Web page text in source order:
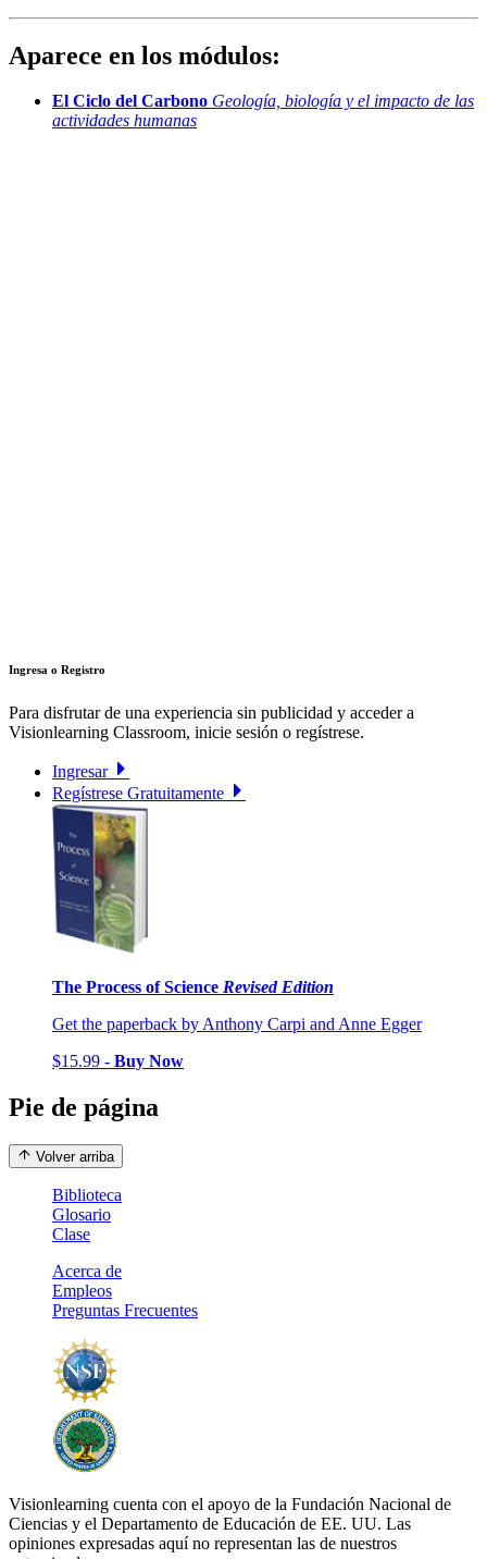
Aparece en los módulos:
El Ciclo del Carbono Geología, biología y el impacto de las
actividades humanas
Ingresa o Registro
Para disfrutar de una experiencia sin publicidad y acceder a
Visionlearning Classroom, inicie sesión o regístrese.
Ingresar
Regístrese Gratuitamente
The Process of Science Revised Edition
Get the paperback by Anthony Carpi and Anne Egger
$15.99 - Buy Now
Pie de página
Volver arriba
Biblioteca
Glosario
Clase
Acerca de
Empleos
Preguntas Frecuentes
Visionlearning cuenta con el apoyo de la Fundación Nacional de
Ciencias y el Departamento de Educación de EE. UU. Las
opiniones expresadas aquí no representan las de nuestros